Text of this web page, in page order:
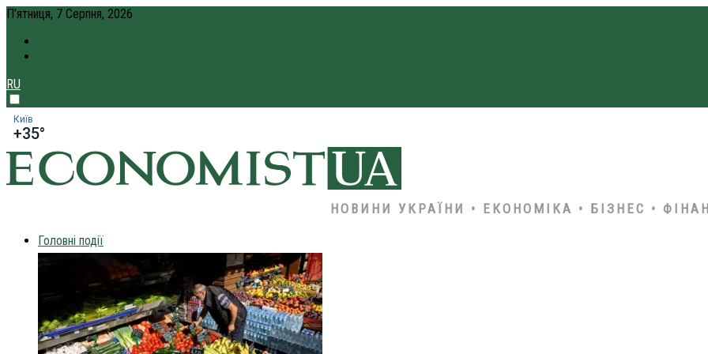
П’ятниця, 7 Серпня, 2026
RU
Київ
+35°
НОВИНИ УКРАЇНИ • ЕКОНОМІКА • БІЗНЕС •
Головні події